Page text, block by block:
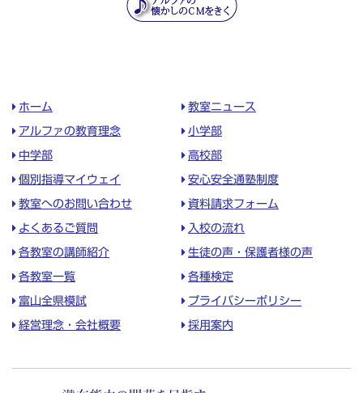
ホーム 教室ニュース
アルファの教育理念 小学部
中学部 高校部
個別指導マイウェイ 安心安全通塾制度
教室へのお問い合わせ 資料請求フォーム
よくあるご質問 入校の流れ
各教室の講師紹介 生徒の声・保護者様の声
各教室一覧 各種検定
富山全県模試 プライバシーポリシー
経営理念・会社概要 採用案内